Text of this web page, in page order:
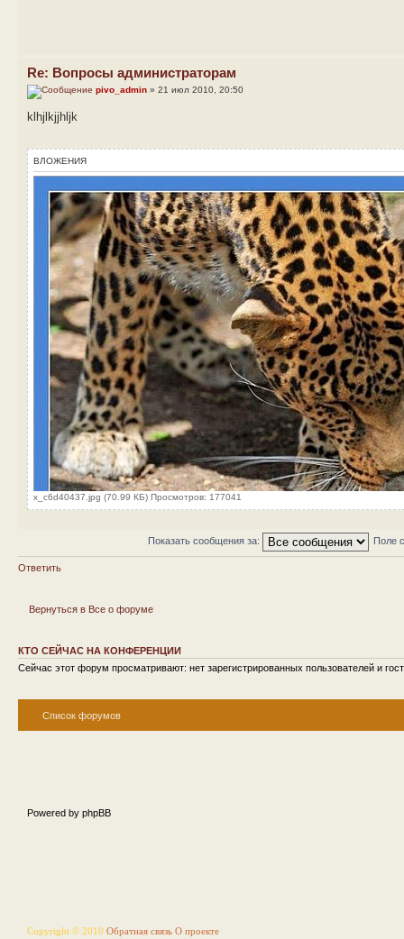
Re: Вопросы администраторам
pivo_admin » 21 июл 2010, 20:50
klhjlkjjhljk
ВЛОЖЕНИЯ
x_c6d40437.jpg (70.99 КБ) Просмотров: 177041
Показать сообщения за: Поле
Ответить
Вернуться в Все о форуме
КТО СЕЙЧАС НА КОНФЕРЕНЦИИ
Сейчас этот форум просматривают: нет зарегистрированных пользователей и
Список форумов
Powered by phpBB
Copyright © 2010 Обратная связь О проекте